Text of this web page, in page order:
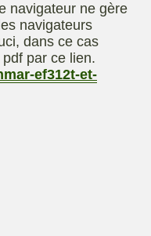
navigateur ne gère
navigateurs
dans ce cas
par ce lien.
ef312t-et-